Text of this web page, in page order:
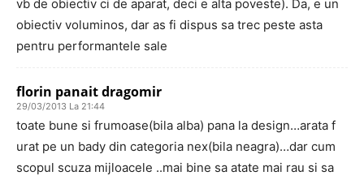
vb de obiectiv ci de aparat, deci e alta poveste). Da, e un
obiectiv voluminos, dar as fi dispus sa trec peste asta
pentru performantele sale
florin panait dragomir
29/03/2013 La 21:44
toate bune si frumoase(bila alba) pana la design…arata f
urat pe un bady din categoria nex(bila neagra)…dar cum
scopul scuza mijloacele ..mai bine sa atate mai rau si sa